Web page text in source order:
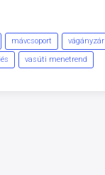
mávcsoport
vágányzár
vasúti menetrend